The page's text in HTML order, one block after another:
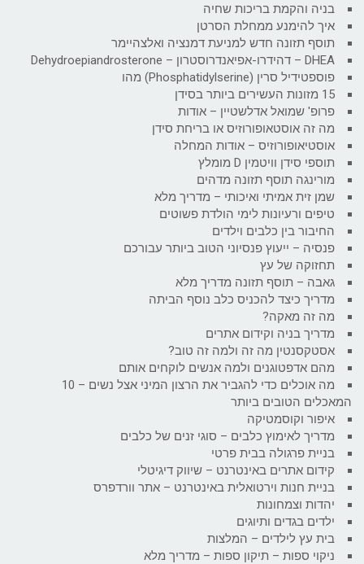
בניה והקמת בריכות שחיה
איך להימנע ממחלת הסרטן
תוסף תזונה חדש למניעת דמנציה ואלצהיימר
DHEA – דהידרו-אפיאנדרוסטרון – Dehydroepiandrosterone
פוספטידיל סרין (Phosphatidylserine) מהו
15 מזונות העשירים ביותר בסידן
פרופ' שמואל אדלשטיין – אודות
מה זה אוסטאופורוזיס או בריחת סידן
אוסטיאופורוזיס – אודות המחלה
תוספי סידן וויטמין D מומלץ
מורינגה תוסף תזונה מדהים
שמן זית אמיתי ואיכותי – מדריך מלא
טיפים ורעיונות לימי הולדת פשוטים
החיבור בין כלבים וילדים
פנסיה – ייעוץ פנסיוני הטוב ביותר עבורכם
תחזוקה של עץ
גאבה – תוסף תזונה מדריך מלא
מדריך כיצד להכניס כלב נוסף הביתה
מה זה מאקה?
מדריך בניה וקידום אתרים
אסטקסנטין מה זה ולמה זה טוב?
מהם אדפטוגנים ולמה אנשים לוקחים אותם
מה אוכלים כדי להגביר את הרצון המיני אצל נשים – 10
המאכלים הטובים ביותר
איפור וקוסמטיקה
מדריך לאימוץ כלבים – סוגי זנים של כלבים
בניית פרגולה בבית פרטי
קידום אתרים באינטרנט – שיווק דיגיטלי
בניית חנות וירטואלית באינטרנט – אתר וורדפרס
יהדות וצמחונות
ילדים בגדים ותיוגים
בית עץ לילדים – המלצות
ניקוי ספות – תיקון ספות – מדריך מלא